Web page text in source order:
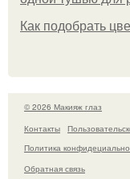
Как подобрать
© 2026 Макияж глаз
Контакты
Политика
Обратная связь